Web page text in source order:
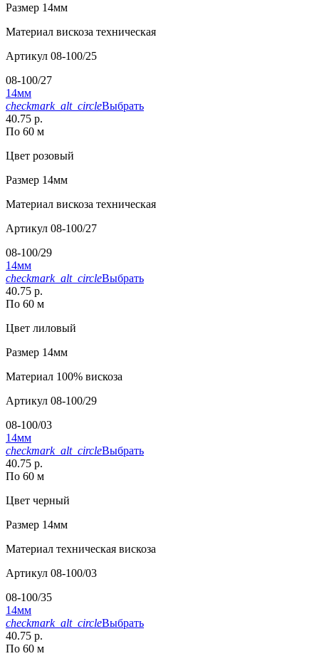
Размер 14мм
Материал вискоза техническая
Артикул 08-100/25
08-100/27
14мм
checkmark_alt_circleВыбрать
40.75 р.
По 60 м
Цвет розовый
Размер 14мм
Материал вискоза техническая
Артикул 08-100/27
08-100/29
14мм
checkmark_alt_circleВыбрать
40.75 р.
По 60 м
Цвет лиловый
Размер 14мм
Материал 100% вискоза
Артикул 08-100/29
08-100/03
14мм
checkmark_alt_circleВыбрать
40.75 р.
По 60 м
Цвет черный
Размер 14мм
Материал техническая вискоза
Артикул 08-100/03
08-100/35
14мм
checkmark_alt_circleВыбрать
40.75 р.
По 60 м